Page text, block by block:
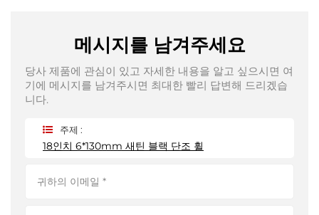
메시지를 남겨주세요
당사 제품에 관심이 있고 자세한 내용을 알고 싶으시면 여
기에 메시지를 남겨주시면 최대한 빨리 답변해 드리겠습
니다.
주제 :
18인치 6*130mm 새틴 블랙 단조 휠